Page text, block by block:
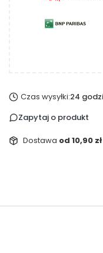
Czas wysyłki:24
Zapytaj o produkt
Dostawa od 10,90 zł